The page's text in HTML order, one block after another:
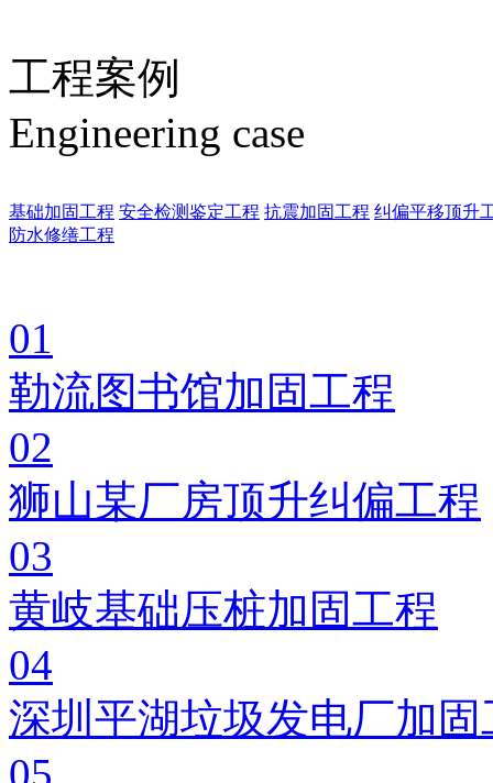
工程案例
Engineering case
基础加固工程 安全检测鉴定工程 抗震加固工程 纠偏平移顶升
防水修缮工程
01
勒流图书馆加固工程
02
狮山某厂房顶升纠偏工程
03
黄岐基础压桩加固工程
04
深圳平湖垃圾发电厂加固